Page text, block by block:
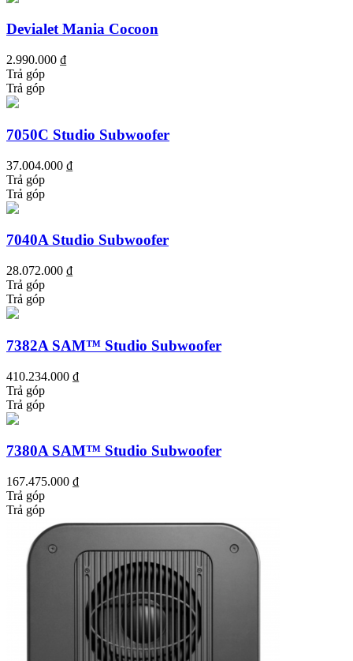
Devialet Mania Cocoon
2.990.000 ₫
Trả góp
Trả góp
7050C Studio Subwoofer
37.004.000 ₫
Trả góp
Trả góp
7040A Studio Subwoofer
28.072.000 ₫
Trả góp
Trả góp
7382A SAM™ Studio Subwoofer
410.234.000 ₫
Trả góp
Trả góp
7380A SAM™ Studio Subwoofer
167.475.000 ₫
Trả góp
Trả góp